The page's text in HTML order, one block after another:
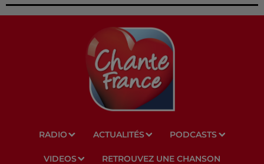
RADIO ACTUALITÉS PODCASTS
VIDEOS RETROUVEZ UNE CHANSON